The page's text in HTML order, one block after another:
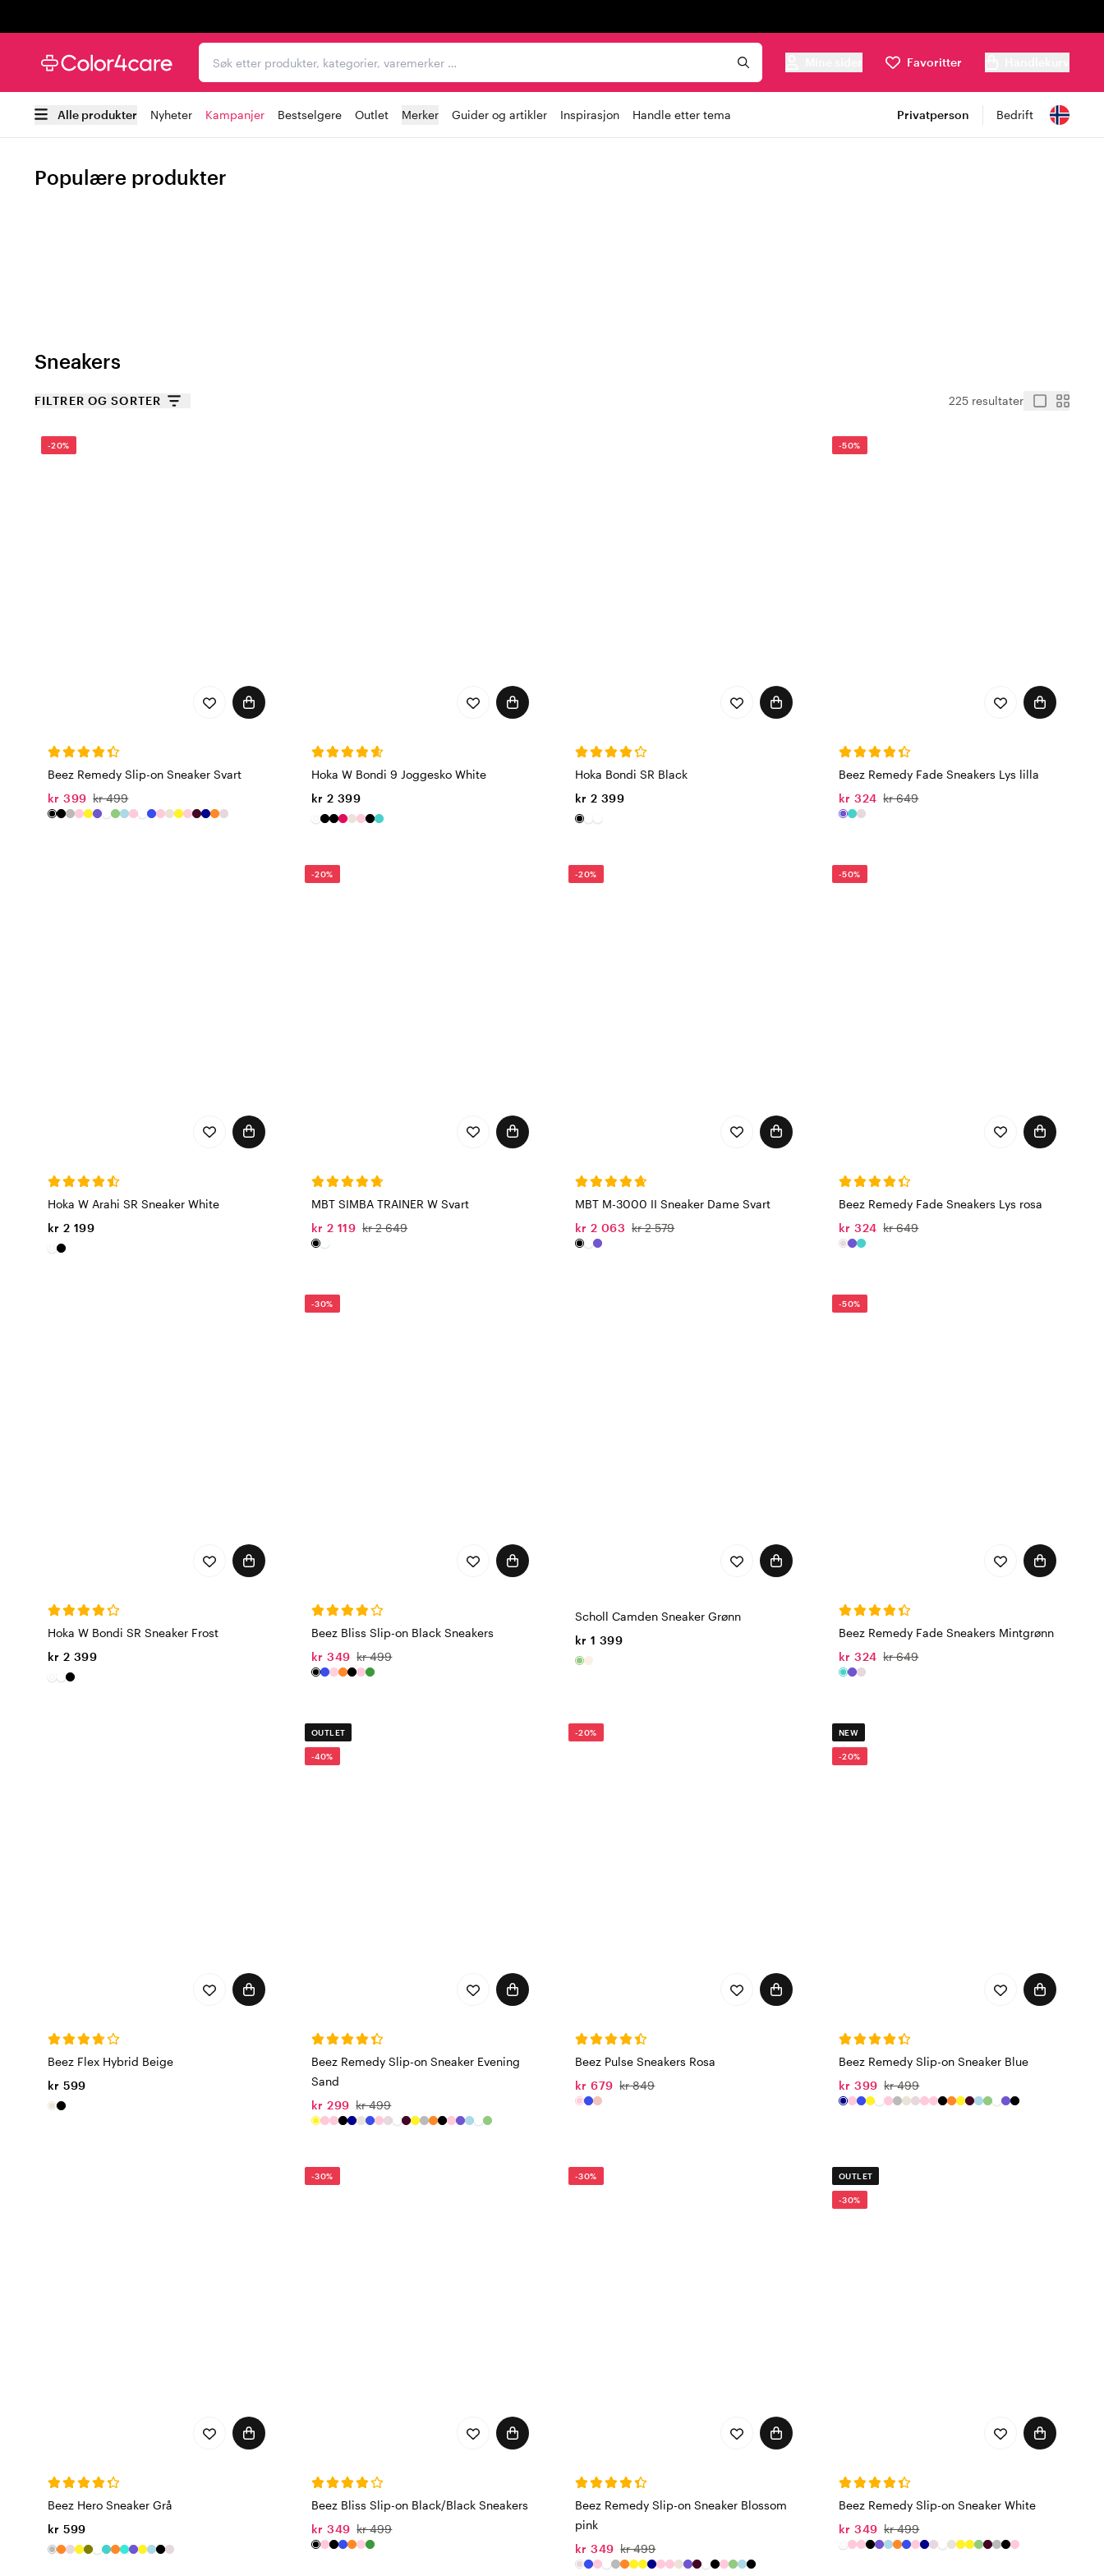
Søk etter produkter, kategorier, varemerker …
Favoritter
Alle produkter Nyheter Kampanjer Bestselgere Outlet Merker Guider og artikler Inspirasjon Handle etter tema Privatperson Bedrift
Populære produkter
Sneakers
FILTRER OG SORTER 225 resultater
-20%
Beez Remedy Slip-on Sneaker Svart
kr 399 kr 499
Hoka W Bondi 9 Joggesko White
kr 2 399
Hoka Bondi SR Black
kr 2 399
-50%
Beez Remedy Fade Sneakers Lys lilla
kr 324 kr 649
Hoka W Arahi SR Sneaker White
kr 2 199
-20%
MBT SIMBA TRAINER W Svart
kr 2 119 kr 2 649
-20%
MBT M-3000 II Sneaker Dame Svart
kr 2 063 kr 2 579
-50%
Beez Remedy Fade Sneakers Lys rosa
kr 324 kr 649
Hoka W Bondi SR Sneaker Frost
kr 2 399
-30%
Beez Bliss Slip-on Black Sneakers
kr 349 kr 499
Scholl Camden Sneaker Grønn
kr 1 399
-50%
Beez Remedy Fade Sneakers Mintgrønn
kr 324 kr 649
Beez Flex Hybrid Beige
kr 599
OUTLET
-40%
Beez Remedy Slip-on Sneaker Evening
Sand
kr 299 kr 499
-20%
Beez Pulse Sneakers Rosa
kr 679 kr 849
NEW
-20%
Beez Remedy Slip-on Sneaker Blue
kr 399 kr 499
Beez Hero Sneaker Grå
kr 599
-30%
Beez Bliss Slip-on Black/Black Sneakers
kr 349 kr 499
-30%
Beez Remedy Slip-on Sneaker Blossom
pink
kr 349 kr 499
OUTLET
-30%
Beez Remedy Slip-on Sneaker White
kr 349 kr 499